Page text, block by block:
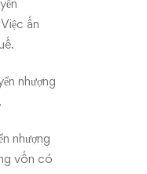
ấn
nhượng
nhượng
vốn có